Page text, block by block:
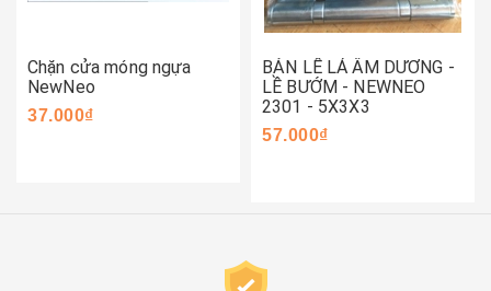
Chặn cửa móng ngựa
NewNeo
37.000₫
BẢN LỀ LÁ ÂM DƯƠNG -
LỀ BƯỚM - NEWNEO
2301 - 5X3X3
57.000₫